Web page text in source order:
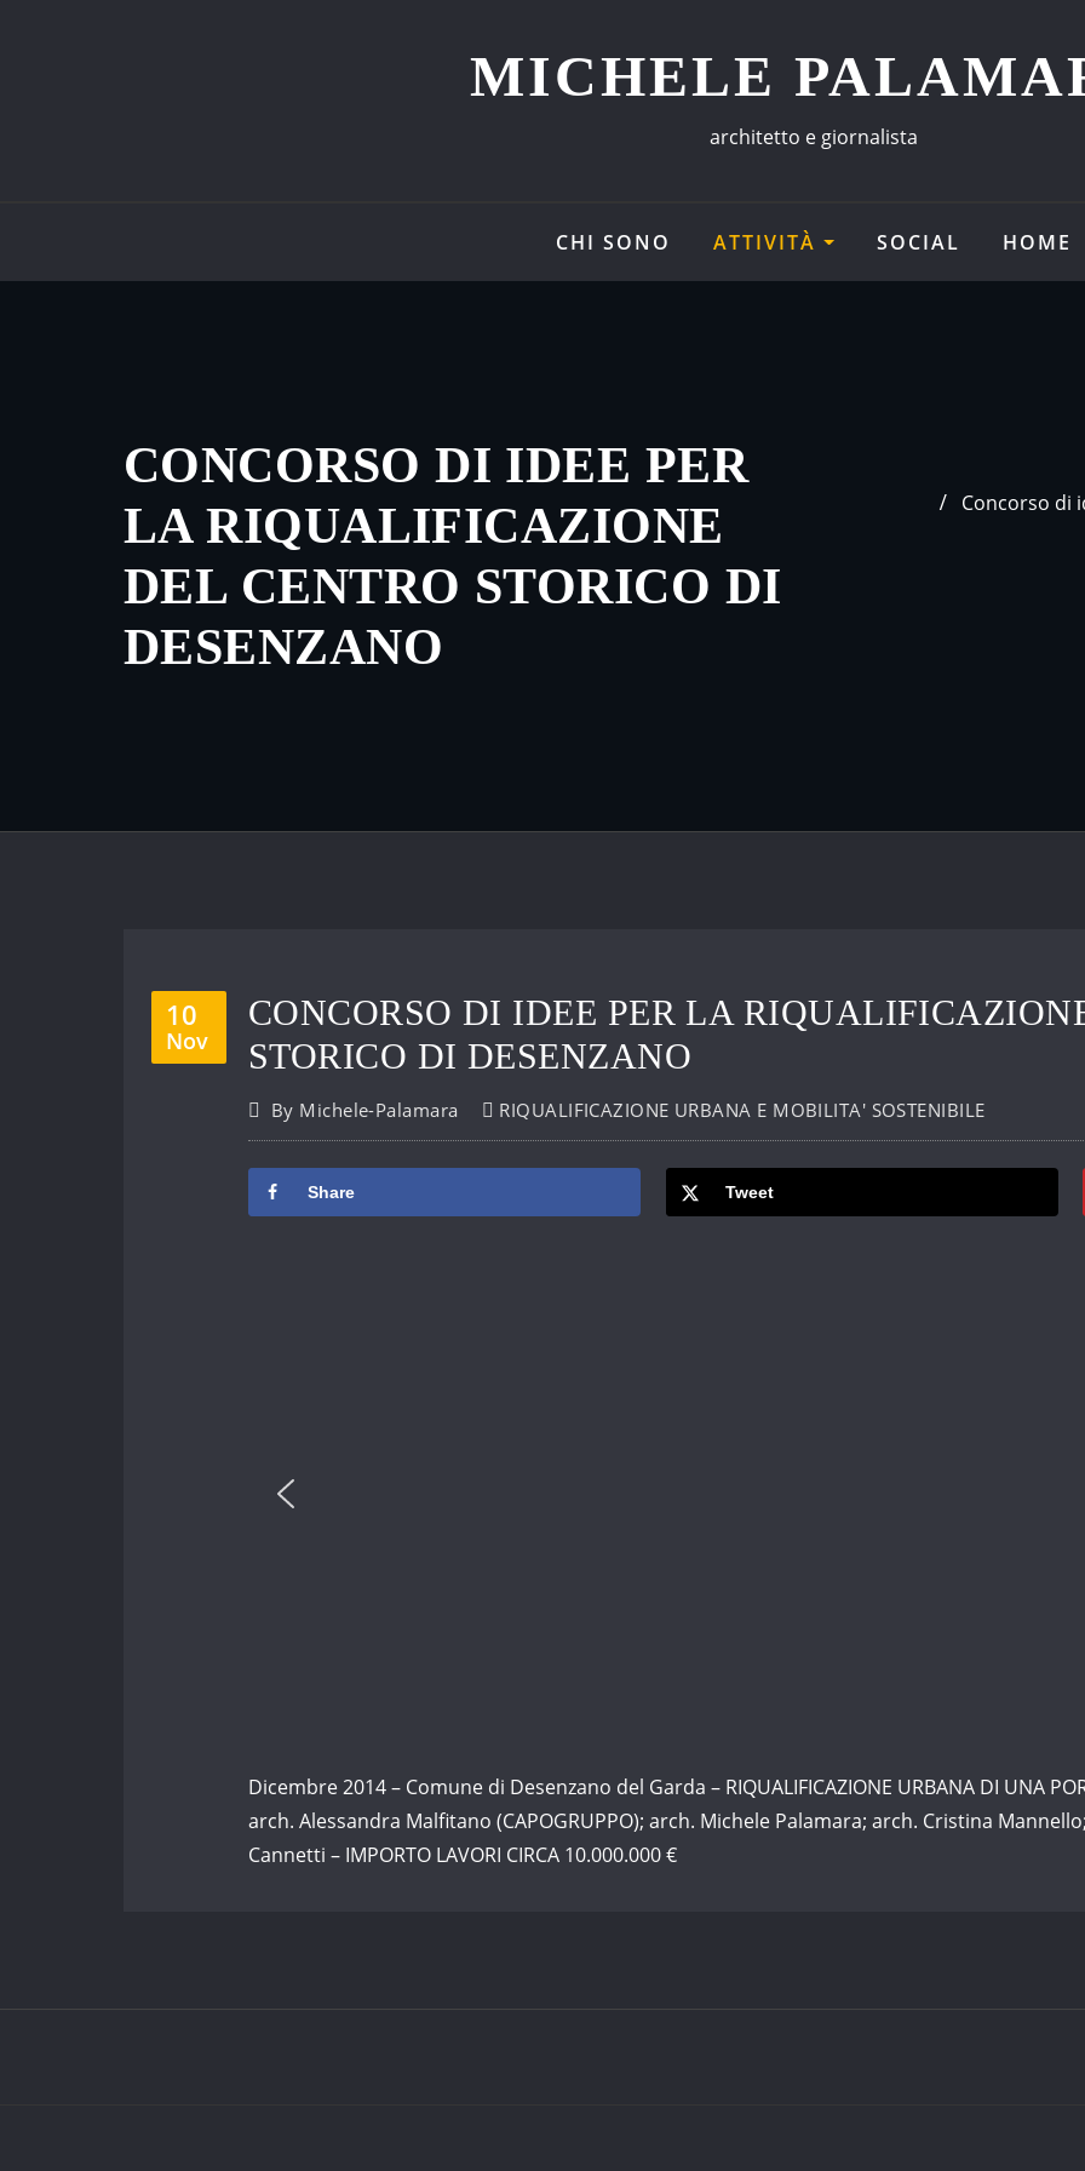
MICHELE
architetto e giornalista
CHI SONO ATTIVITÀ SOCIAL HOME
CONCORSO DI IDEE PER
LA RIQUALIFICAZIONE
DEL CENTRO STORICO DI
DESENZANO
Concorso di
10
Nov
CONCORSO DI IDEE PER LA
STORICO DI DESENZANO
By Michele-Palamara RIQUALIFICAZIONE URBANA E MOBILITA' SOSTENIBILE
Share Tweet
Dicembre 2014 – Comune di Desenzano del Garda – RIQUALIFICAZIONE URBANA DI UNA
arch. Alessandra Malfitano (CAPOGRUPPO); arch. Michele Palamara; arch. Cristina
Cannetti – IMPORTO LAVORI CIRCA 10.000.000 €